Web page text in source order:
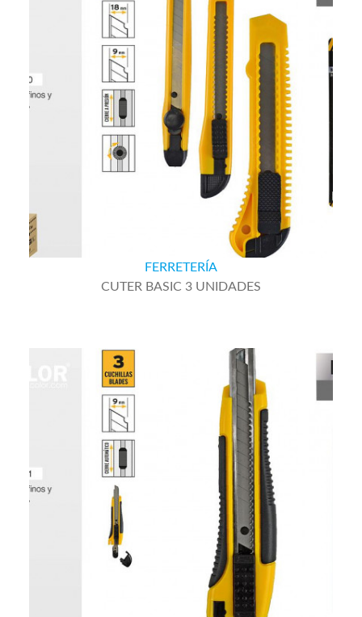
FERRETERÍA
CUTER BASIC 3 UNIDADES